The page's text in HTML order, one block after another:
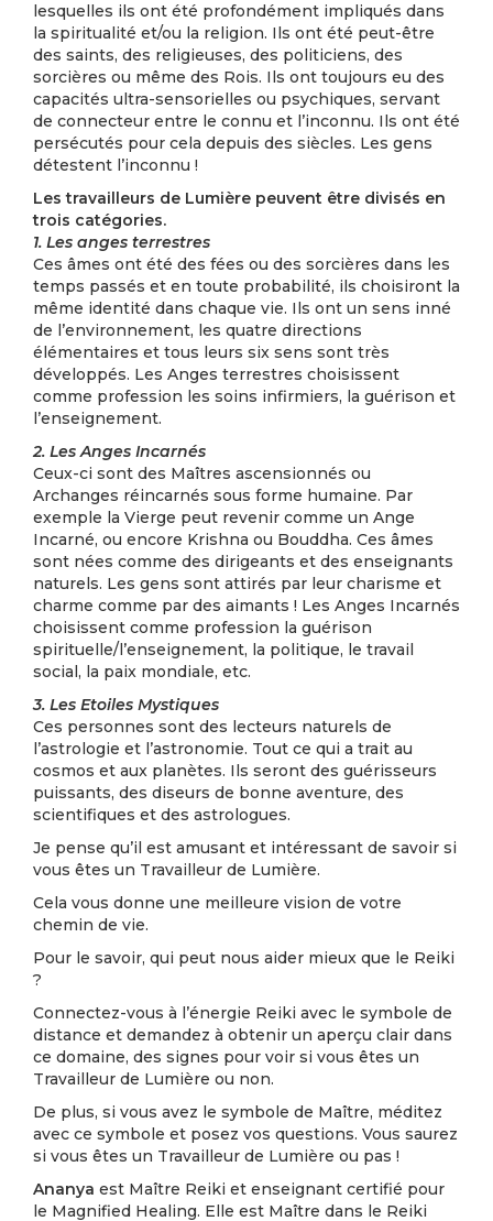
lesquelles ils ont été profondément impliqués dans
la spiritualité et/ou la religion. Ils ont été peut-être
des saints, des religieuses, des politiciens, des
sorcières ou même des Rois. Ils ont toujours eu des
capacités ultra-sensorielles ou psychiques, servant
de connecteur entre le connu et l’inconnu. Ils ont été
persécutés pour cela depuis des siècles. Les gens
détestent l’inconnu !
Les travailleurs de Lumière peuvent être divisés en
trois catégories.
1. Les anges terrestres
Ces âmes ont été des fées ou des sorcières dans les
temps passés et en toute probabilité, ils choisiront la
même identité dans chaque vie. Ils ont un sens inné
de l’environnement, les quatre directions
élémentaires et tous leurs six sens sont très
développés. Les Anges terrestres choisissent
comme profession les soins infirmiers, la guérison et
l’enseignement.
2. Les Anges Incarnés
Ceux-ci sont des Maîtres ascensionnés ou
Archanges réincarnés sous forme humaine. Par
exemple la Vierge peut revenir comme un Ange
Incarné, ou encore Krishna ou Bouddha. Ces âmes
sont nées comme des dirigeants et des enseignants
naturels. Les gens sont attirés par leur charisme et
charme comme par des aimants ! Les Anges Incarnés
choisissent comme profession la guérison
spirituelle/l’enseignement, la politique, le travail
social, la paix mondiale, etc.
3. Les Etoiles Mystiques
Ces personnes sont des lecteurs naturels de
l’astrologie et l’astronomie. Tout ce qui a trait au
cosmos et aux planètes. Ils seront des guérisseurs
puissants, des diseurs de bonne aventure, des
scientifiques et des astrologues.
Je pense qu’il est amusant et intéressant de savoir si
vous êtes un Travailleur de Lumière.
Cela vous donne une meilleure vision de votre
chemin de vie.
Pour le savoir, qui peut nous aider mieux que le Reiki
?
Connectez-vous à l’énergie Reiki avec le symbole de
distance et demandez à obtenir un aperçu clair dans
ce domaine, des signes pour voir si vous êtes un
Travailleur de Lumière ou non.
De plus, si vous avez le symbole de Maître, méditez
avec ce symbole et posez vos questions. Vous saurez
si vous êtes un Travailleur de Lumière ou pas !
Ananya est Maître Reiki et enseignant certifié pour
le Magnified Healing. Elle est Maître dans le Reiki